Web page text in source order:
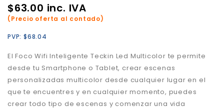
$63.00 inc. IVA
(Precio oferta al contado)
PVP: $68.04
El Foco Wifi Inteligente Teckin Led Multicolor te permite
desde tu Smartphone o Tablet, crear escenas
personalizadas multicolor desde cualquier lugar en el
que te encuentres y en cualquier momento, puedes
crear todo tipo de escenas y comenzar una vida